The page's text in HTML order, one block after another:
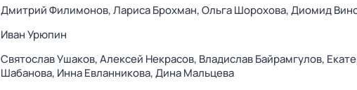
Дмитрий Филимонов,Лариса Брохман,Ольга Шорохова,Диомид
Иван Урюпин
Святослав Ушаков,Алексей Некрасов, Владислав Байрамгулов,
Шабанова, Инна Евланникова,Дина Мальцева